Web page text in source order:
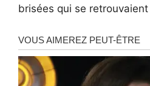
brisées qui se